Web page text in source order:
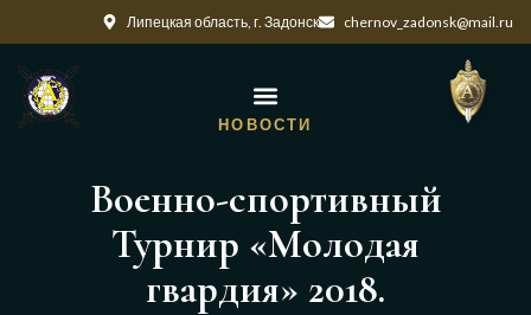
Липецкая область, г. Задонск chernov_zadonsk@mail.ru
НОВОСТИ
Военно-спортивный
Турнир «Молодая
гвардия» 2018.